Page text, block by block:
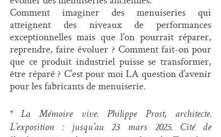
Comment imaginer des menuiseries qui
atteignent des niveaux de performances
exceptionnelles mais que l’on pourrait réparer,
reprendre, faire évoluer ? Comment fait-on pour
que ce produit industriel puisse se transformer,
être réparé ? C’est pour moi LA question d’avenir
pour les fabricants de menuiserie.
* La Mémoire vive. Philippe Prost, architecte.
L’exposition : jusqu’au 23 mars 2025. Cité de